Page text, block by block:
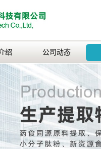
绍 公司动态